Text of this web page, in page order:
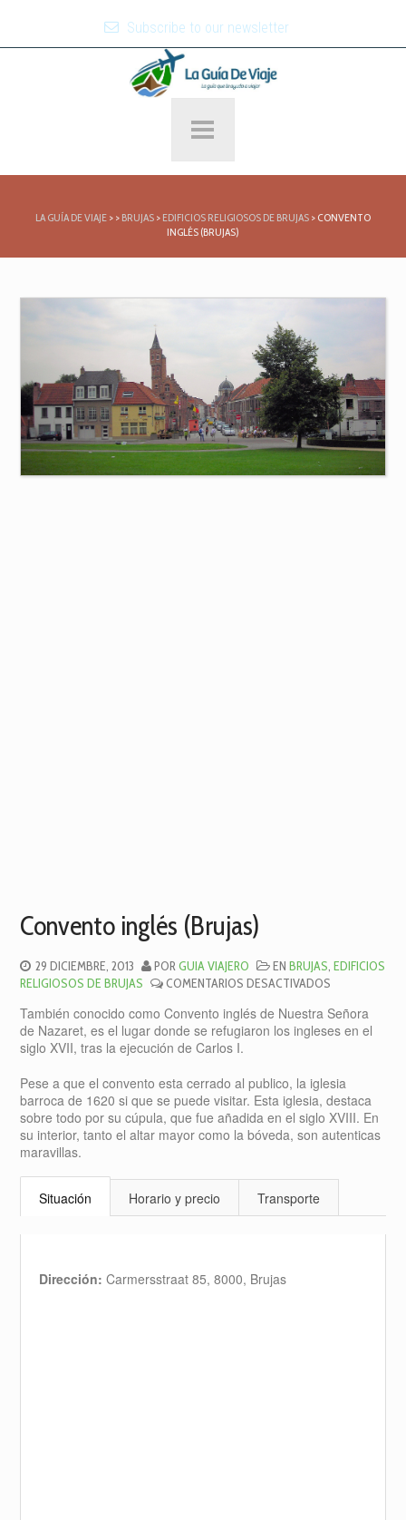
Subscribe to our newsletter
LA GUÍA DE VIAJE > > BRUJAS > EDIFICIOS RELIGIOSOS DE BRUJAS > CONVENTO
INGLÉS (BRUJAS)
Convento inglés (Brujas)
29 DICIEMBRE, 2013 PORGUIA VIAJERO ENBRUJAS,EDIFICIOS
RELIGIOSOS DE BRUJAS
COMENTARIOS DESACTIVADOS
INGLÉS
(BRUJAS)
También conocido como Convento inglés de Nuestra Señora
de Nazaret, es el lugar donde se refugiaron los ingleses en el
siglo XVII, tras la ejecución de Carlos I.
Pese a que el convento esta cerrado al publico, la iglesia
barroca de 1620 si que se puede visitar. Esta iglesia, destaca
sobre todo por su cúpula, que fue añadida en el siglo XVIII. En
su interior, tanto el altar mayor como la bóveda, son autenticas
maravillas.
Situación Horario y precio Transporte
Dirección:Carmersstraat 85, 8000, Brujas